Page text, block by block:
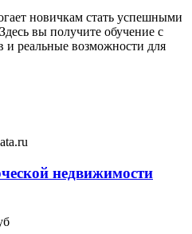
новичкам стать успешными
вы получите обучение с
и реальные возможности для
недвижимости